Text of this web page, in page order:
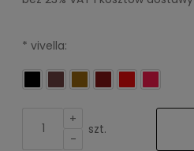
* vivella:
+
-
szt.